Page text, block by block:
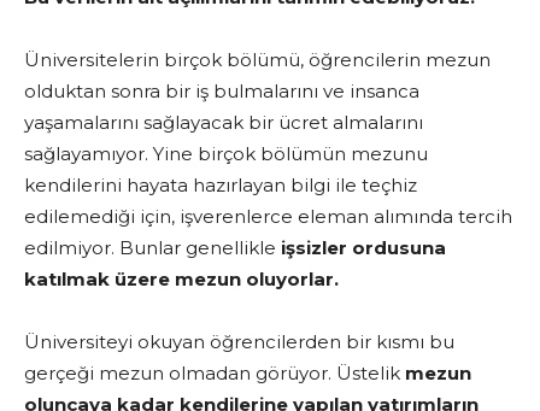
Üniversitelerin birçok bölümü, öğrencilerin mezun
olduktan sonra bir iş bulmalarını ve insanca
yaşamalarını sağlayacak bir ücret almalarını
sağlayamıyor. Yine birçok bölümün mezunu
kendilerini hayata hazırlayan bilgi ile teçhiz
edilemediği için, işverenlerce eleman alımında tercih
edilmiyor. Bunlar genellikle işsizler ordusuna
katılmak üzere mezun oluyorlar.
Üniversiteyi okuyan öğrencilerden bir kısmı bu
gerçeği mezun olmadan görüyor. Üstelik mezun
oluncaya kadar kendilerine yapılan yatırımların